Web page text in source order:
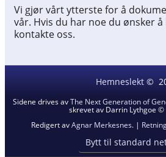
Vi gjør vårt ytterste for å
vår. Hvis du har noe du ønsker å
kontakte oss.
Hemneslekt©
Sidene drives avThe Next Generation of
skrevet av Darrin Lythgoe ©
Redigert avAgnar Merkesnes. |
Bytt til standard